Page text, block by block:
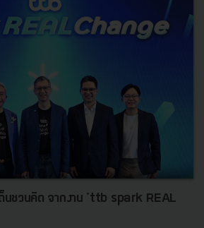
ด็นชวนคิด จากงาน 'ttb spark REAL